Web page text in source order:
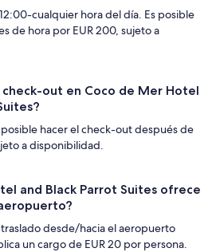
cualquier hora del día. Es posible
de hora por EUR 200, sujeto a
check-out en Coco de Mer Hotel
hacer el check-out después de
a disponibilidad.
and Black Parrot Suites ofrece
desde/hacia el aeropuerto
un cargo de EUR 20 por persona.